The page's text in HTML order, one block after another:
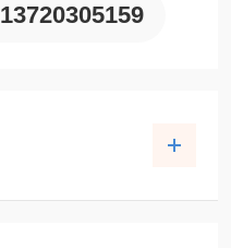
13720305159